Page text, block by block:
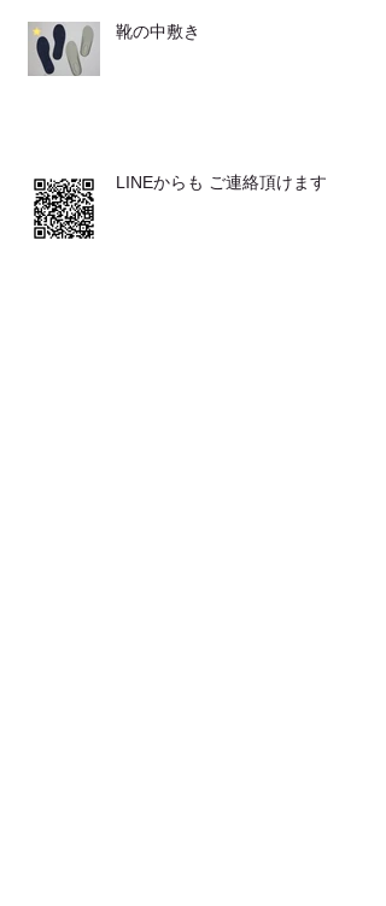
靴の中敷き
LINEからも ご連絡頂けます